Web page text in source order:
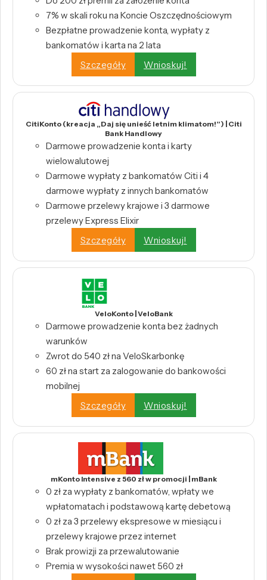
7% w skali roku na Koncie Oszczędnościowym
Bezpłatne prowadzenie konta, wypłaty z
bankomatów i karta na 2 lata
Szczegóły
Wnioskuj!
CitiKonto (kreacja „Daj się unieść letnim klimatom!”) | Citi
Bank Handlowy
Darmowe prowadzenie konta i karty
wielowalutowej
Darmowe wypłaty z bankomatów Citi i 4
darmowe wypłaty z innych bankomatów
Darmowe przelewy krajowe i 3 darmowe
przelewy Express Elixir
Szczegóły
Wnioskuj!
VeloKonto | VeloBank
Darmowe prowadzenie konta bez żadnych
warunków
Zwrot do 540 zł na VeloSkarbonkę
60 zł na start za zalogowanie do bankowości
mobilnej
Szczegóły
Wnioskuj!
mKonto Intensive z 560 zł w promocji | mBank
0 zł za wypłaty z bankomatów, wpłaty we
wpłatomatach i podstawową kartę debetową
0 zł za 3 przelewy ekspresowe w miesiącu i
przelewy krajowe przez internet
Brak prowizji za przewalutowanie
Premia w wysokości nawet 560 zł